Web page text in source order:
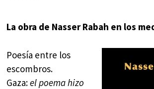
La obra de Nasser Rabah en los
Poesía entre los
escombros.
Gaza:el poema hizo